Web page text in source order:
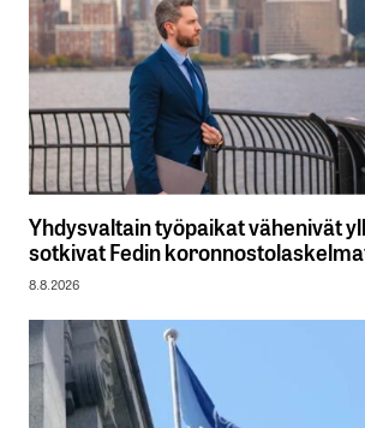
Yhdysvaltain työpaikat vähenivät
sotkivat Fedin
8.8.2026